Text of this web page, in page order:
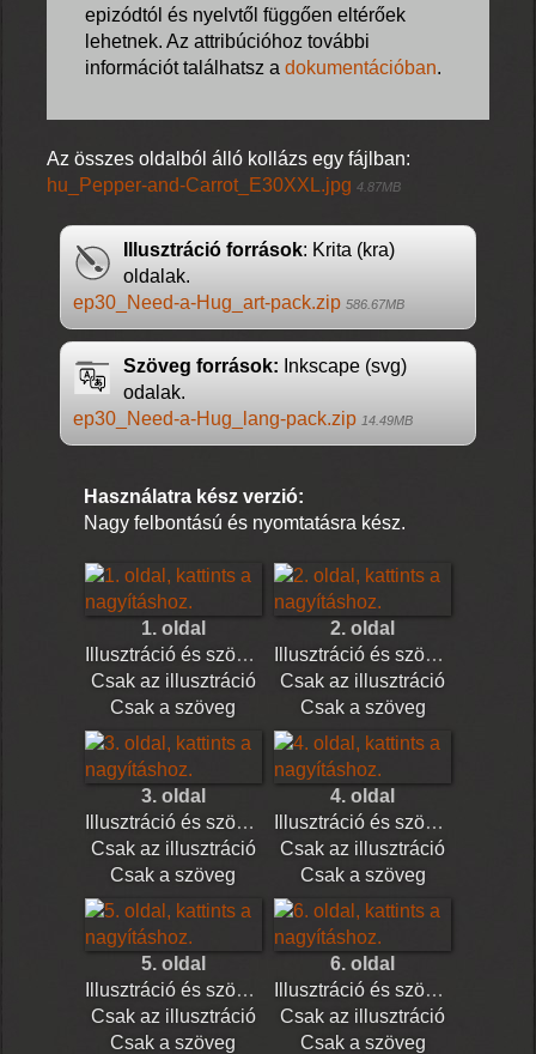
epizódtól és nyelvtől függően eltérőek
lehetnek. Az attribúcióhoz további
információt találhatsz a dokumentációban.
Az összes oldalból álló kollázs egy fájlban:
hu_Pepper-and-Carrot_E30XXL.jpg 4.87MB
Illusztráció források: Krita (kra)
oldalak.
ep30_Need-a-Hug_art-pack.zip 586.67MB
Szöveg források: Inkscape (svg)
odalak.
ep30_Need-a-Hug_lang-pack.zip 14.49MB
Használatra kész verzió:
Nagy felbontású és nyomtatásra kész.
1. oldal
Illusztráció és szöveg
Csak az illusztráció
Csak a szöveg
2. oldal
Illusztráció és szöveg
Csak az illusztráció
Csak a szöveg
3. oldal
Illusztráció és szöveg
Csak az illusztráció
Csak a szöveg
4. oldal
Illusztráció és szöveg
Csak az illusztráció
Csak a szöveg
5. oldal
Illusztráció és szöveg
Csak az illusztráció
Csak a szöveg
6. oldal
Illusztráció és szöveg
Csak az illusztráció
Csak a szöveg